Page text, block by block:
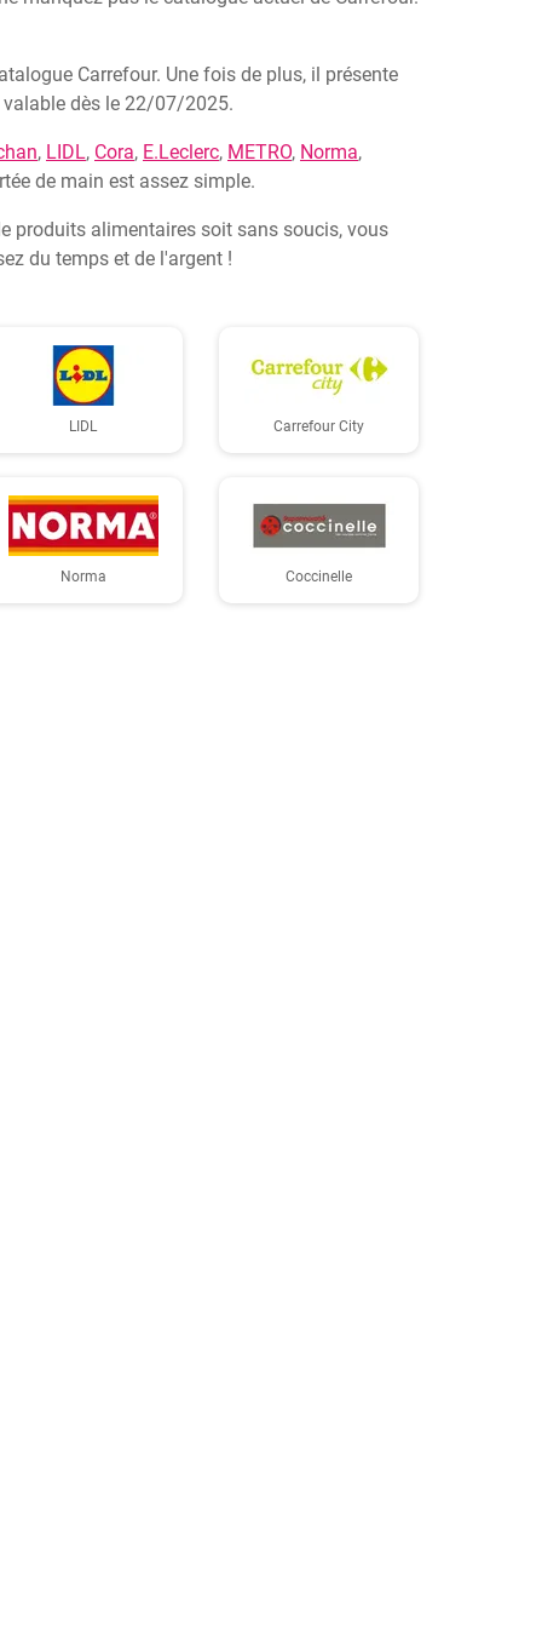
Carrefour. Une fois de plus, il présente
dès le 22/07/2025.
, LIDL, Cora, E.Leclerc, METRO, Norma,
de main est assez simple.
produits alimentaires soit sans soucis, vous
du temps et de l'argent !
LIDL Carrefour City
Norma Coccinelle